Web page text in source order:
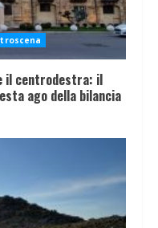
il centrodestra: il
ago della bilancia